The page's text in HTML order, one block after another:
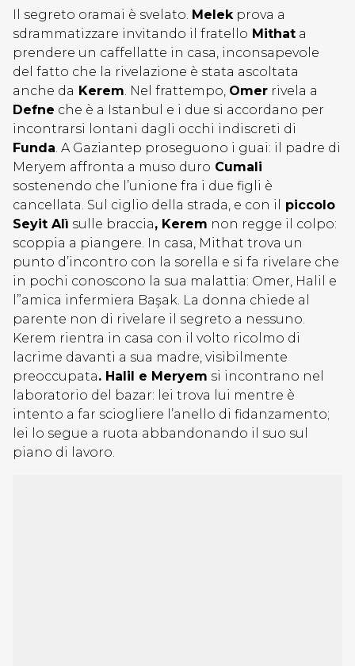
Il segreto oramai è svelato. Melekprova a
sdrammatizzare invitando il fratello Mithat a
prendere un caffellatte in casa, inconsapevole
del fatto che la rivelazione è stata ascoltata
anche da Kerem. Nel frattempo, Omer rivela a
Defne che è a Istanbul e i due si accordano per
incontrarsi lontani dagli occhi indiscreti di
Funda. A Gaziantep proseguono i guai: il padre di
Meryem affronta a muso duro Cumali
sostenendo che l’unione fra i due figli è
cancellata. Sul ciglio della strada, e con il
piccolo
Seyit Alì sulle braccia, Kerem non regge il colpo:
scoppia a piangere. In casa, Mithat trova un
punto d’incontro con la sorella e si fa rivelare che
in pochi conoscono la sua malattia: Omer, Halil e
l”amica infermiera Başak. La donna chiede al
parente non di rivelare il segreto a nessuno.
Kerem rientra in casa con il volto ricolmo di
lacrime davanti a sua madre, visibilmente
preoccupata. Halil e Meryem si incontrano nel
laboratorio del bazar: lei trova lui mentre è
intento a far sciogliere l’anello di fidanzamento;
lei lo segue a ruota abbandonando il suo sul
piano di lavoro.